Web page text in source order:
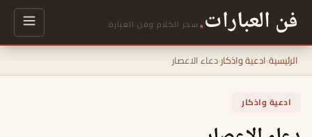
فن العبارات. سحر الكلام وفن العبارة
الرئيسية›ادعية واذكار›دعاء الاعصار
ادعية واذكار